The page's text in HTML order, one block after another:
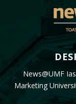
News@UMF
Marketing